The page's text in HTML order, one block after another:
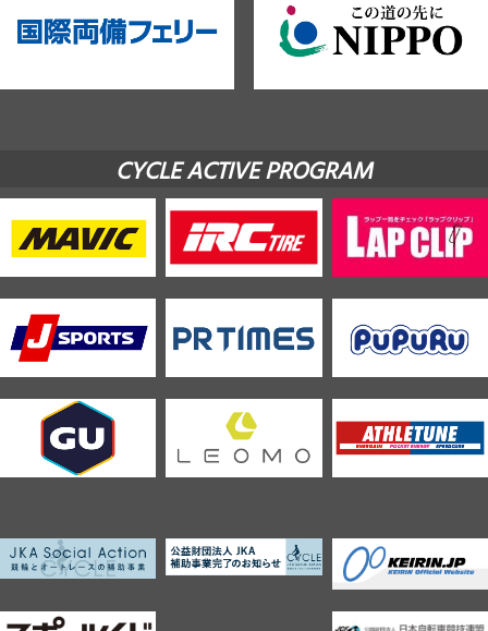
CYCLE ACTIVE PROGRAM